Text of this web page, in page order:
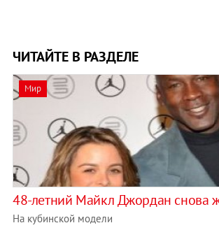
ЧИТАЙТЕ В РАЗДЕЛЕ
Мир
48-летний Майкл Джордан снова
На кубинской модели